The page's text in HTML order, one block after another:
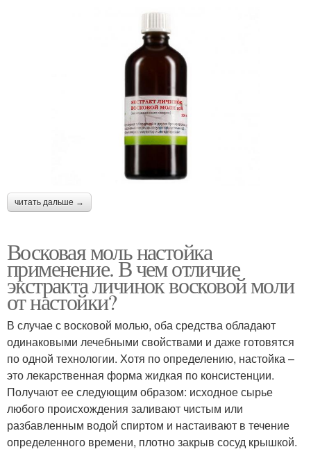
читать дальше →
Восковая моль настойка
применение. В чем отличие
экстракта личинок восковой моли
от настойки?
В случае с восковой молью, оба средства обладают
одинаковыми лечебными свойствами и даже готовятся
по одной технологии. Хотя по определению, настойка –
это лекарственная форма жидкая по консистенции.
Получают ее следующим образом: исходное сырье
любого происхождения заливают чистым или
разбавленным водой спиртом и настаивают в течение
определенного времени, плотно закрыв сосуд крышкой.